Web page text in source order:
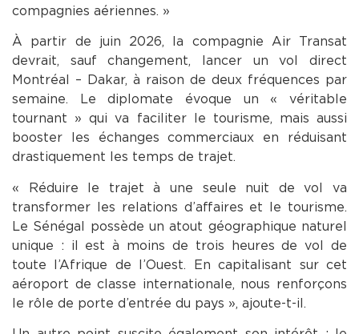
compagnies aériennes. »
À partir de juin 2026, la compagnie Air Transat
devrait, sauf changement, lancer un vol direct
Montréal – Dakar, à raison de deux fréquences par
semaine. Le diplomate évoque un « véritable
tournant » qui va faciliter le tourisme, mais aussi
booster les échanges commerciaux en réduisant
drastiquement les temps de trajet.
« Réduire le trajet à une seule nuit de vol va
transformer les relations d’affaires et le tourisme.
Le Sénégal possède un atout géographique naturel
unique : il est à moins de trois heures de vol de
toute l’Afrique de l’Ouest. En capitalisant sur cet
aéroport de classe internationale, nous renforçons
le rôle de porte d’entrée du pays », ajoute-t-il.